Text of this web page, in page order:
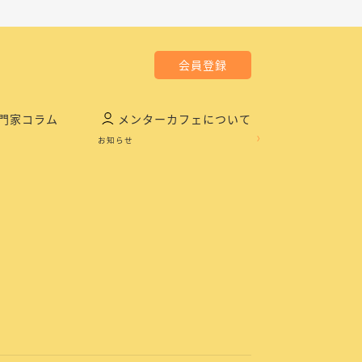
会員登録
家コラム メンターカフェについて
お知らせ